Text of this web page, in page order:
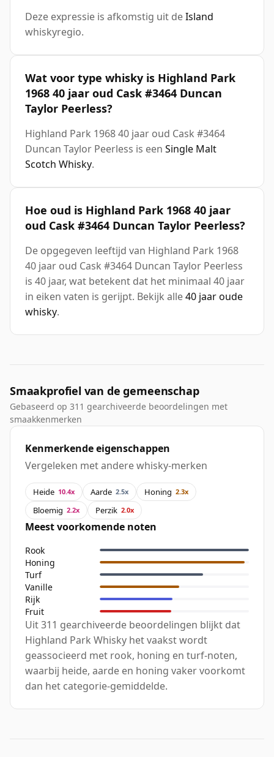
Deze expressie is afkomstig uit deIsland
whiskyregio.
Wat voor type whisky is Highland Park
1968 40 jaar oud Cask #3464 Duncan
Taylor Peerless?
Highland Park 1968 40 jaar oud Cask #3464
Duncan Taylor Peerless is een Single Malt
Scotch Whisky.
Hoe oud is Highland Park 1968 40 jaar
oud Cask #3464 Duncan Taylor Peerless?
De opgegeven leeftijd van Highland Park 1968
40 jaar oud Cask #3464 Duncan Taylor Peerless
is 40 jaar, wat betekent dat het minimaal 40 jaar
in eiken vaten is gerijpt. Bekijk alle40 jaar oude
whisky.
Smaakprofiel van de gemeenschap
Gebaseerd op 311 gearchiveerde beoordelingen met
smaakkenmerken
Kenmerkende eigenschappen
Vergeleken met andere whisky-merken
Heide 10.4x Aarde 2.5x Honing 2.3x
Bloemig 2.2x Perzik 2.0x
Meest voorkomende noten
Rook
Honing
Turf
Vanille
Rijk
Fruit
Uit 311 gearchiveerde beoordelingen blijkt dat
Highland Park Whisky het vaakst wordt
geassocieerd met rook, honing en turf-noten,
waarbij heide, aarde en honing vaker voorkomt
dan het categorie-gemiddelde.